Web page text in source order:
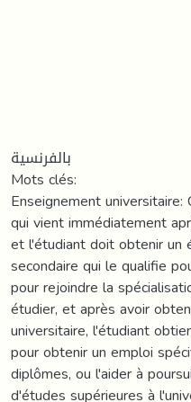
بالفرنسية
Mots clés:
Enseignement
qui vient immédiatement
et l'étudiant doit obtenir un
secondaire qui le qualifie
pour rejoindre la
étudier, et après avoir
universitaire, l'étudiant
pour obtenir un emploi
diplômes, ou l'aider à
d'études supérieures à